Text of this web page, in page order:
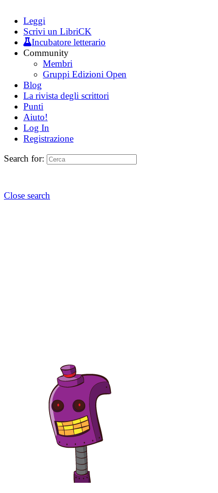
Leggi
Scrivi un LibriCK
Incubatore letterario
Community
Membri
Gruppi Edizioni Open
Blog
La rivista degli scrittori
Punti
Aiuto!
Log In
Registrazione
Search for:
Close search